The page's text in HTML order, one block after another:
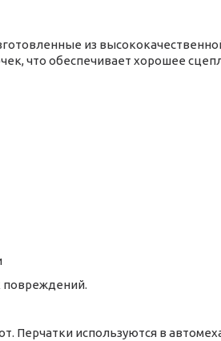
из
что обеспечивает хорошее
повреждений.
Перчатки используются в